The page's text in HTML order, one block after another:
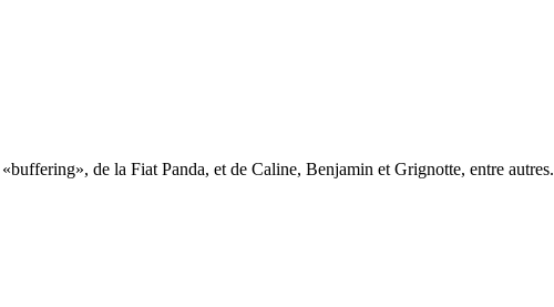
de la Fiat Panda, et de Caline, Benjamin et Grignotte, entre autres.